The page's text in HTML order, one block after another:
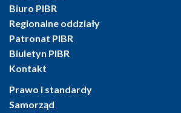
Biuro PIBR
Regionalne oddziały
Patronat PIBR
Biuletyn PIBR
Kontakt
Prawo i standardy
Samorząd